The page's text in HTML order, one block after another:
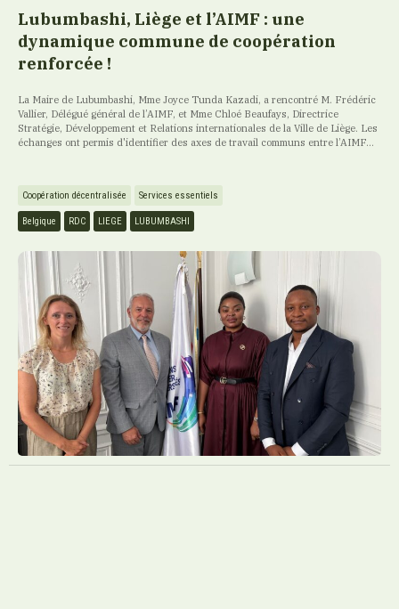
Lubumbashi, Liège et l’AIMF : une
dynamique commune de coopération
renforcée !
La Maire de Lubumbashi, Mme Joyce Tunda Kazadi, a rencontré M. Frédéric
Vallier, Délégué général de l’AIMF, et Mme Chloé Beaufays, Directrice
Stratégie, Développement et Relations internationales de la Ville de Liège. Les
échanges ont permis d'identifier des axes de travail communs entre l’AIMF...
Coopération décentralisée Services essentiels
Belgique RDC LIEGE LUBUMBASHI